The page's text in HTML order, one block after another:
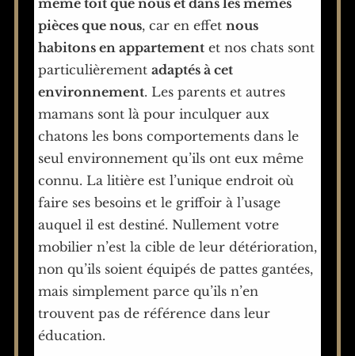
pièces que nous, car en effet nous
habitons en appartementet nos chats sont
particulièrement adaptés à cet
environnement. Les parents et autres
mamans sont là pour inculquer aux
chatons les bons comportements dans le
seul environnement qu’ils ont eux même
connu. La litière est l’unique endroit où
faire ses besoins et le griffoir à l’usage
auquel il est destiné. Nullement votre
mobilier n’est la cible de leur détérioration,
non qu’ils soient équipés de pattes gantées,
mais simplement parce qu’ils n’en
trouvent pas de référence dans leur
éducation.